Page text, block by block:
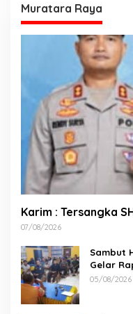
Muratara Raya
Karim : Tersangka
07/08/2026
Sambut
Gelar
05/08/2026